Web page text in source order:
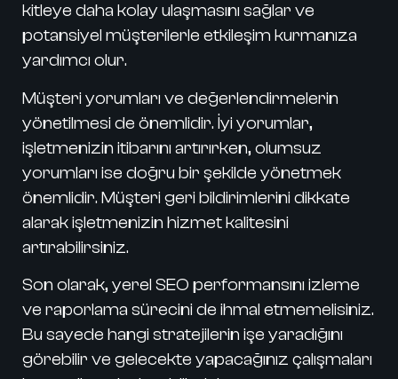
kitleye daha kolay ulaşmasını sağlar ve
potansiyel müşterilerle etkileşim kurmanıza
yardımcı olur.
Müşteri yorumları ve değerlendirmelerin
yönetilmesi de önemlidir. İyi yorumlar,
işletmenizin itibarını artırırken, olumsuz
yorumları ise doğru bir şekilde yönetmek
önemlidir. Müşteri geri bildirimlerini dikkate
alarak işletmenizin hizmet kalitesini
artırabilirsiniz.
Son olarak, yerel SEO performansını izleme
ve raporlama sürecini de ihmal etmemelisiniz.
Bu sayede hangi stratejilerin işe yaradığını
görebilir ve gelecekte yapacağınız çalışmaları